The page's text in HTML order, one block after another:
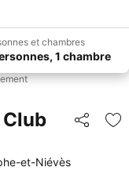
et chambres
1 chambre
Partager
et-Niévès